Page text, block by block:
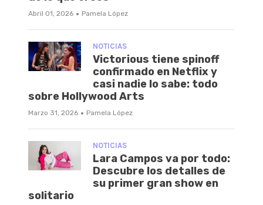
Abril 01, 2026 · Pamela López
NOTICIAS
Victorious tiene spinoff
confirmado en Netflix y
casi nadie lo sabe: todo
sobre Hollywood Arts
Marzo 31, 2026 · Pamela López
NOTICIAS
Lara Campos va por todo:
Descubre los detalles de
su primer gran show en
solitario